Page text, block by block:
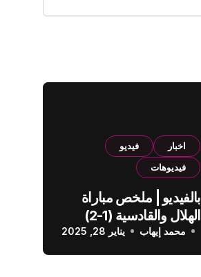
اخبار
فيديو
فيديوهات
بالفيديو | ملخص مباراة
الهلال والقادسية (1-2)
الدوري السعودي
محمد إيهاب يناير 28, 2025